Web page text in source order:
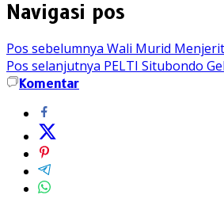
Navigasi pos
Pos sebelumnya Wali Murid
Pos selanjutnya PELTI Situbondo
Komentar